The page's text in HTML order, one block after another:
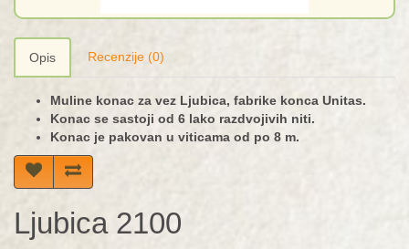
Opis Recenzije (0)
Muline konac za vez Ljubica, fabrike konca Unitas.
Konac se sastoji od 6 lako razdvojivih niti.
Konac je pakovan u viticama od po 8 m.
Ljubica 2100